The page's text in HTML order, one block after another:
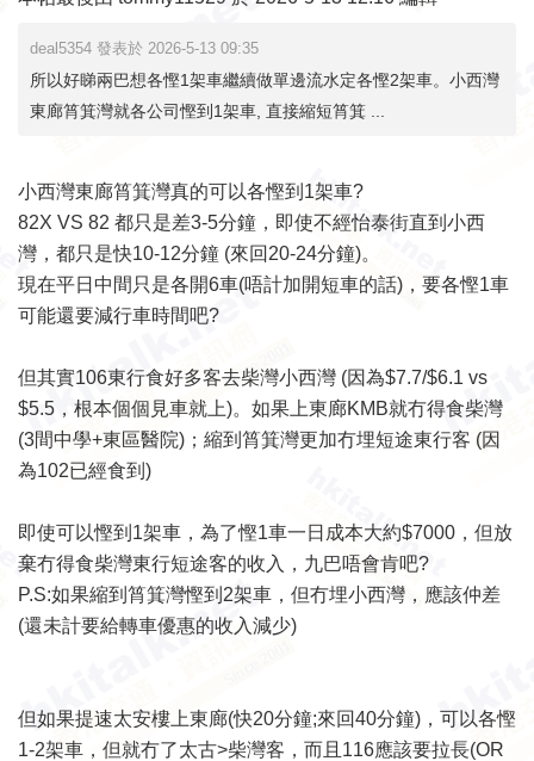
deal5354 發表於 2026-5-13 09:35
所以好睇兩巴想各慳1架車繼續做單邊流水定各慳2架車。小西灣
東廊筲箕灣就各公司慳到1架車, 直接縮短筲箕 ...
小西灣東廊筲箕灣真的可以各慳到1架車?
82X VS 82 都只是差3-5分鐘，即使不經怡泰街直到小西
灣，都只是快10-12分鐘 (來回20-24分鐘)。
現在平日中間只是各開6車(唔計加開短車的話)，要各慳1車
可能還要減行車時間吧?
但其實106東行食好多客去柴灣小西灣 (因為$7.7/$6.1 vs
$5.5，根本個個見車就上)。如果上東廊KMB就冇得食柴灣
(3間中學+東區醫院)；縮到筲箕灣更加冇埋短途東行客 (因
為102已經食到)
即使可以慳到1架車，為了慳1車一日成本大約$7000，但放
棄冇得食柴灣東行短途客的收入，九巴唔會肯吧?
P.S:如果縮到筲箕灣慳到2架車，但冇埋小西灣，應該仲差
(還未計要給轉車優惠的收入減少)
但如果提速太安樓上東廊(快20分鐘;來回40分鐘)，可以各慳
1-2架車，但就冇了太古>柴灣客，而且116應該要拉長(OR